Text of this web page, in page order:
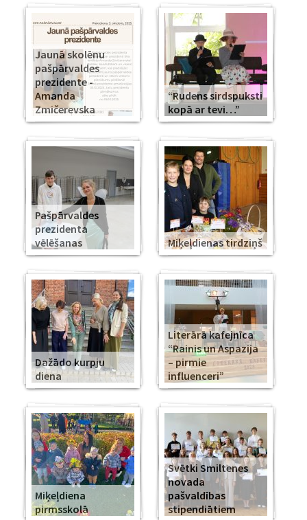
Jaunā skolēnu
pašpārvaldes
prezidente -
Amanda
Zmičerevska
“Rudens sirdspuksti
kopā ar tevi…”
Pašpārvaldes
prezidenta
vēlēšanas
Miķeļdienas tirdziņš
Dažādo kurpju
diena
Literārā kafejnīca
“Rainis un Aspazija
– pirmie
influenceri”
Miķeļdiena
pirmsskolā
Svētki Smiltenes
novada
pašvaldības
stipendiātiem